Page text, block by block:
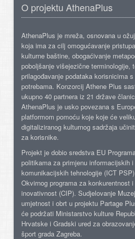
O projektu AthenaPlus
AthenaPlus je mreža, osnovana u
koja ima za cilj omogućavanje
kulturne baštine, obogaćivanje
poboljšanje višejezične terminologije,
prilagođavanje podataka korisnicima
potrebama. Konzorcij Athene Plus
ukupno 40 partnera iz 21 države
AthenaPlus je usko povezana s
platformom pomoću koje koje će
digitaliziranog kulturnog sadržaja
za korisnike.
Projekt je dobio sredstva EU
politikama za primjenu informacijskih i
komunikacijskih tehnologije (ICT
Okvirnog programa za konkurentnost i
inovativnost (CIP). Sudjelovanje
umjetnost i obrt u projektu Partage
će podržati Ministarstvo kulture
Hrvatske i Gradski ured za
šport grada Zagreba.